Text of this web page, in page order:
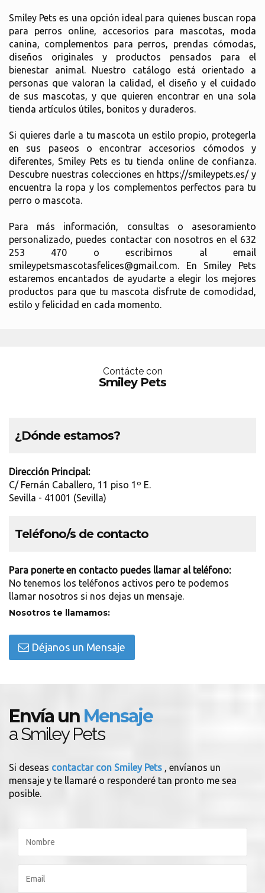
Smiley Pets es una opción ideal para quienes buscan ropa
para perros online, accesorios para mascotas, moda
canina, complementos para perros, prendas cómodas,
diseños originales y productos pensados para el
bienestar animal. Nuestro catálogo está orientado a
personas que valoran la calidad, el diseño y el cuidado
de sus mascotas, y que quieren encontrar en una sola
tienda artículos útiles, bonitos y duraderos.
Si quieres darle a tu mascota un estilo propio, protegerla
en sus paseos o encontrar accesorios cómodos y
diferentes, Smiley Pets es tu tienda online de confianza.
Descubre nuestras colecciones en https://smileypets.es/ y
encuentra la ropa y los complementos perfectos para tu
perro o mascota.
Para más información, consultas o asesoramiento
personalizado, puedes contactar con nosotros en el 632
253 470 o escribirnos al email
smileypetsmascotasfelices@gmail.com. En Smiley Pets
estaremos encantados de ayudarte a elegir los mejores
productos para que tu mascota disfrute de comodidad,
estilo y felicidad en cada momento.
Contácte con
Smiley Pets
¿Dónde estamos?
Dirección Principal:
C/ Fernán Caballero, 11 piso 1º E.
Sevilla - 41001 (Sevilla)
Teléfono/s de contacto
Para ponerte en contacto puedes llamar al teléfono:
No tenemos los teléfonos activos pero te podemos
llamar nosotros si nos dejas un mensaje.
Nosotros te llamamos:
Déjanos un Mensaje
Envía un Mensaje
a Smiley Pets
Si deseas contactar con Smiley Pets , envíanos un
mensaje y te llamaré o responderé tan pronto me sea
posible.